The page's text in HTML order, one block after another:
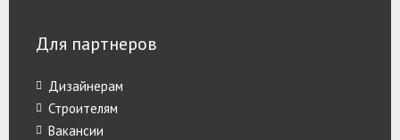
Для партнеров
Дизайнерам
Строителям
Вакансии